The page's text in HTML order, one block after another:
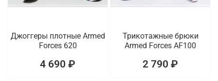
Джоггеры плотные Armed
Forces 620
4 690 ₽
Трикотажные брюки
Armed Forces AF100
2 790 ₽